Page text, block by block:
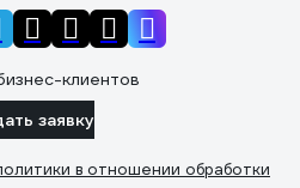
клиентов
заявку
в отношении обработки